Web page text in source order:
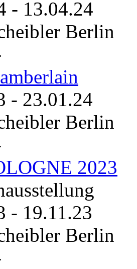
- 13.04.24
Berlin
- 23.01.24
Berlin
2023
- 19.11.23
Berlin